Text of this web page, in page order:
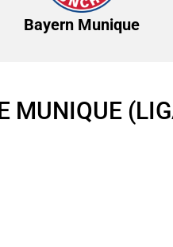
Bayern Munique
MUNIQUE